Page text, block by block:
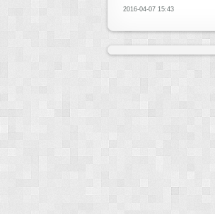
2016-04-07 15:43